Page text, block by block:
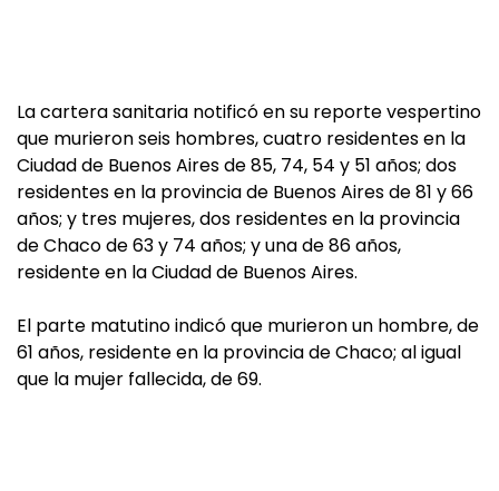
La cartera sanitaria notificó en su reporte vespertino
que murieron seis hombres, cuatro residentes en la
Ciudad de Buenos Aires de 85, 74, 54 y 51 años; dos
residentes en la provincia de Buenos Aires de 81 y 66
años; y tres mujeres, dos residentes en la provincia
de Chaco de 63 y 74 años; y una de 86 años,
residente en la Ciudad de Buenos Aires.
El parte matutino indicó que murieron un hombre, de
61 años, residente en la provincia de Chaco; al igual
que la mujer fallecida, de 69.